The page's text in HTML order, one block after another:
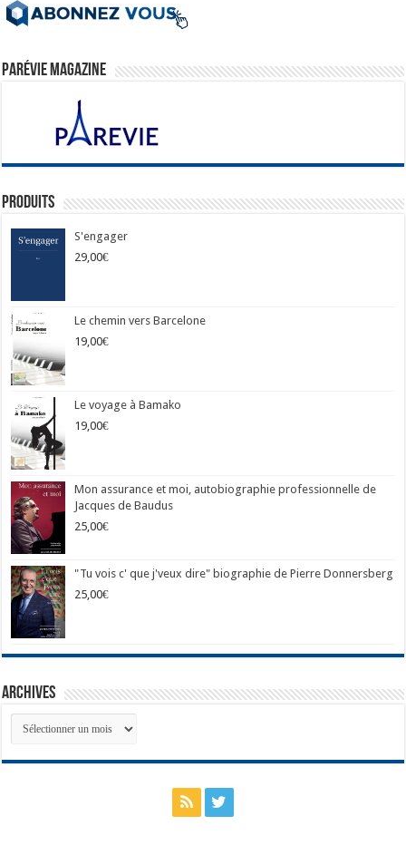
ParéVie Magazine
Produits
S'engager
29,00€
Le chemin vers Barcelone
19,00€
Le voyage à Bamako
19,00€
Mon assurance et moi, autobiographie professionnelle de
Jacques de Baudus
25,00€
"Tu vois c' que j'veux dire" biographie de Pierre Donnersberg
25,00€
Archives
Archives